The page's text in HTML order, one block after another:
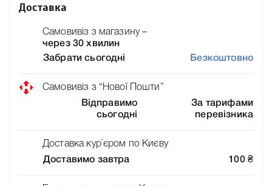
Доставка
Самовивіз з магазину –
через 30 хвилин
Забрати сьогодні
Безкоштовно
Самовивіз з “Нової Пошти”
Відправимо
сьогодні
За тарифами
перевізника
Доставка кур`єром по Києву
Доставимо завтра
100 ₴